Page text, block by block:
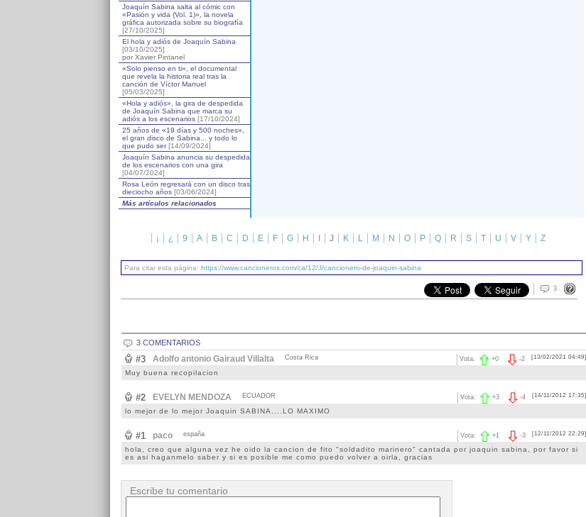
Joaquín Sabina salta al cómic con
«Pasión y vida (Vol. 1)», la novela
gráfica autorizada sobre su biografía
[27/10/2025]
El hola y adiós de Joaquín Sabina
[03/10/2025]
por Xavier Pintanel
«Solo pienso en ti», el documental
que revela la historia real tras la
canción de Víctor Manuel
[05/03/2025]
«Hola y adiós», la gira de despedida
de Joaquín Sabina que marca su
adiós a los escenarios [17/10/2024]
25 años de «19 días y 500 noches»,
el gran disco de Sabina... y todo lo
que pudo ser[14/09/2024]
Joaquín Sabina anuncia su despedida
de los escenarios con una gira
[04/07/2024]
Rosa León regresará con un disco tras
dieciocho años [03/06/2024]
Más artículos relacionados
¡ ¿ 9 A B C D E F G H J K L M N O P Q R S T U V Y Z
Para citar esta página: https://www.cancioneros.com/ca/12/J/cancionero-de-joaquin-sabina
3
3 COMENTARIOS
#3 Adolfo antonio Gairaud Villalta Costa Rica [13/02/2021 04:49]
-2
Vota: +0
Muy buena recopilacion
#2 EVELYN MENDOZA ECUADOR [14/11/2012 17:35]
-4
Vota: +3
lo mejor de lo mejor Joaquin SABINA....LO MAXIMO
#1 paco españa [12/11/2012 22:29]
-3
Vota: +1
hola, creo que alguna vez he oido la cancion de fito "soldadito marinero" cantada por joaquin sabina, por favor si
es asi haganmelo saber y si es posible me como puedo volver a oirla, gracias
Escribe tu comentario